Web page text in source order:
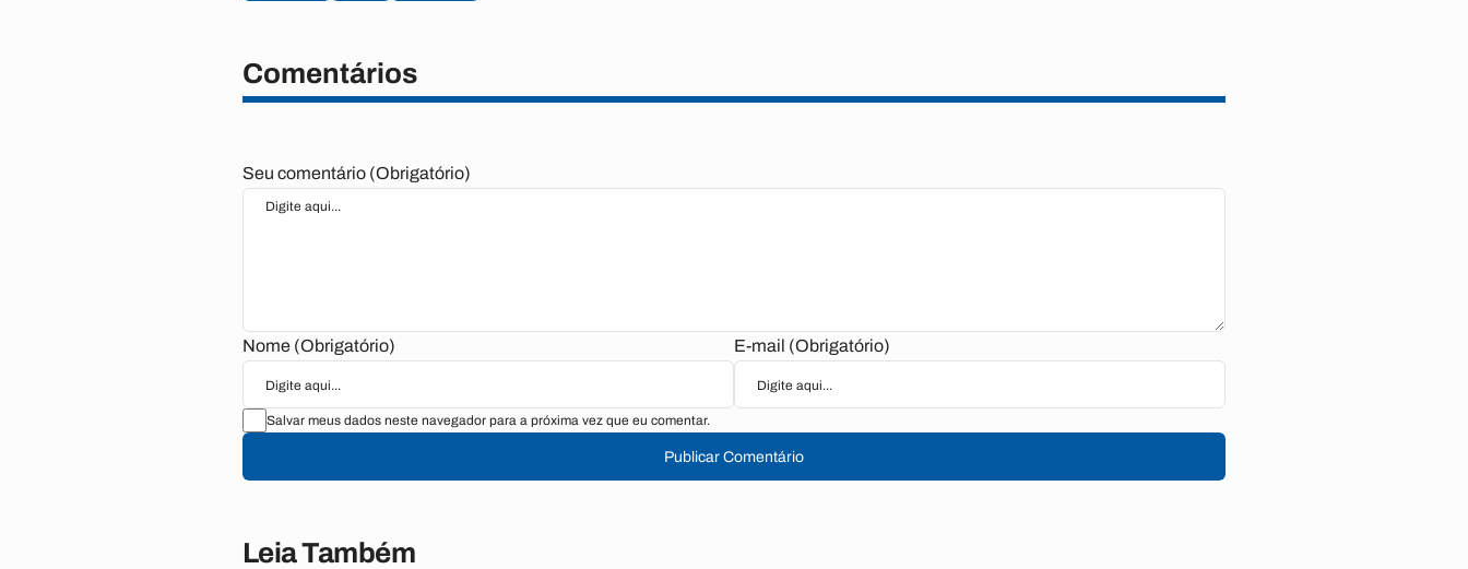
Comentários
Seu comentário (Obrigatório)
Nome (Obrigatório) E-mail (Obrigatório)
Salvar meus dados neste navegador para a próxima vez que eu comentar.
Publicar Comentário
Leia Também